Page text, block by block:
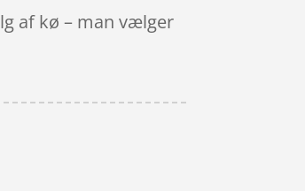
af kø – man vælger